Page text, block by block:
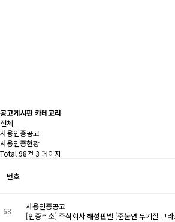
공고게시판 카테고리
전체
사용인증공고
사용인증현황
Total 98건 3 페이지
번호
68
사용인증공고
[인증취소] 주식회사 해성판넬 [준불연 무기질 그